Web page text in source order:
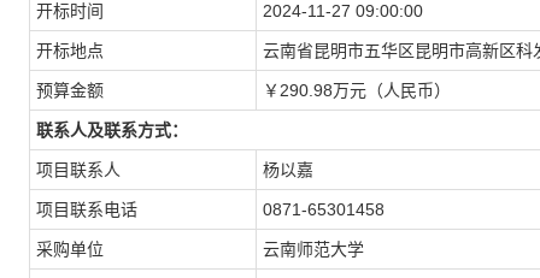
开标时间 2024-11-27 09:00:00
开标地点 云南省昆明市五华区昆明市高新区
预算金额 ￥290.98万元（人民币）
联系人及联系方式：
项目联系人 杨以嘉
项目联系电话 0871-65301458
采购单位 云南师范大学